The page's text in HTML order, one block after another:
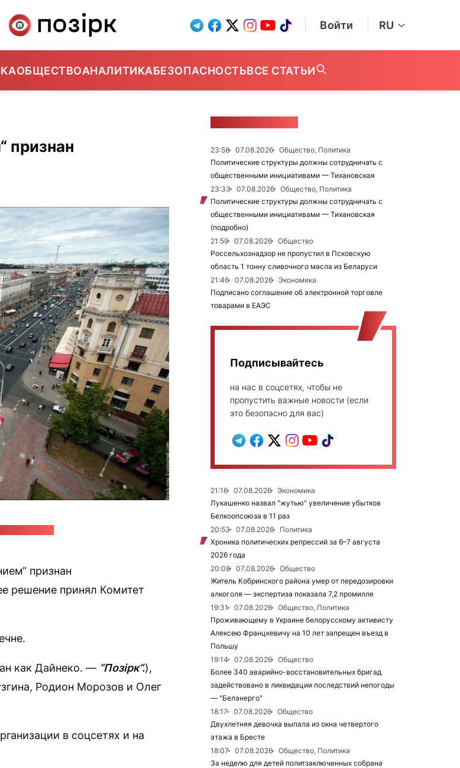
Войти RU
ОБЩЕСТВОАНАЛИТИКАБЕЗОПАСНОСТЬВСЕ СТАТЬИ
признан
признан
решение принял Комитет
как Дайнеко. — “Позірк“.),
Родион Морозов и Олег
в соцсетях и на
23:58 07.08.2026
Общество, Политика
Политические структуры должны сотрудничать с
общественными инициативами — Тихановская
23:33
07.08.2026
Общество, Политика
Политические структуры должны сотрудничать с
общественными инициативами — Тихановская
(подробно)
21:59
07.08.2026
Общество
Россельхознадзор не пропустил в Псковскую
область 1 тонну сливочного масла из Беларуси
21:46
07.08.2026
Экономика
Подписано соглашение об электронной торговле
товарами в ЕАЭС
Подписывайтесь
на нас в соцсетях, чтобы не
пропустить важные новости (если
это безопасно для вас)
21:16 07.08.2026
Экономика
Лукашенко назвал "жутью" увеличение убытков
Белкоопсоюза в 11 раз
20:53
07.08.2026
Политика
Хроника политических репрессий за 6–7 августа
2026 года
20:08
07.08.2026
Общество
Житель Кобринского района умер от передозировки
алкоголя — экспертиза показала 7,2 промилле
19:31
07.08.2026
Общество, Политика
Проживающему в Украине белорусскому активисту
Алексею Францкевичу на 10 лет запрещен въезд в
Польшу
19:14
07.08.2026
Общество
Более 340 аварийно-восстановительных бригад
задействовано в ликвидации последствий непогоды
— "Белэнерго"
18:17
07.08.2026
Общество
Двухлетняя девочка выпала из окна четвертого
этажа в Бресте
18:07
07.08.2026
Общество, Политика
За неделю для детей политзаключенных собрана